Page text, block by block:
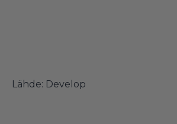
Lähde: Develop